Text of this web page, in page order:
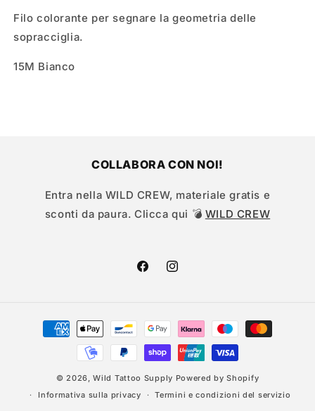
Filo colorante per segnare la geometria delle
sopracciglia.
15M Bianco
COLLABORA CON NOI!
Entra nella WILD CREW, materiale gratis e
sconti da paura. Clicca qui 💣 WILD CREW
FacebookInstagram
Metodi
pagamento
© 2026,Wild Tattoo Supply Powered by Shopify
Informativa sulla privacy
Termini e condizioni del servizio